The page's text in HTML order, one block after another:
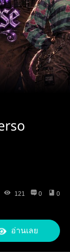
121 0 0
อ่านเลย